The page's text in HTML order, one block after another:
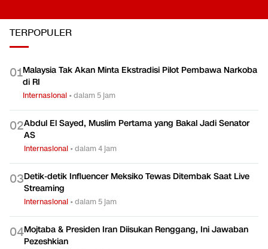
TERPOPULER
01Malaysia Tak Akan Minta Ekstradisi Pilot Pembawa Narkoba
di RI
Internasional •dalam 5 jam
02Abdul El Sayed, Muslim Pertama yang Bakal Jadi Senator
AS
Internasional •dalam 4 jam
03Detik-detik Influencer Meksiko Tewas Ditembak Saat Live
Streaming
Internasional •dalam 5 jam
04Mojtaba & Presiden Iran Diisukan Renggang, Ini Jawaban
Pezeshkian